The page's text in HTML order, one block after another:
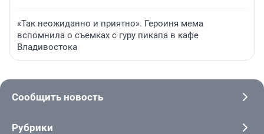
«Так неожиданно и приятно». Героиня мема
вспомнила о съемках с гуру пикапа в кафе
Владивостока
Сообщить новость
Рубрики